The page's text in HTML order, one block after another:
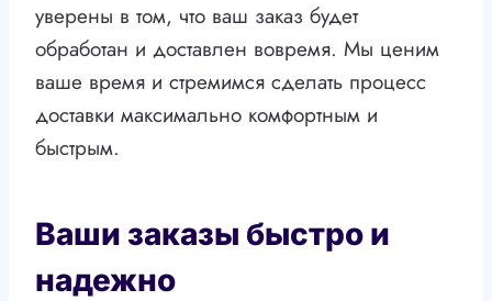
уверены в том, что ваш заказ будет
обработан и доставлен вовремя. Мы ценим
ваше время и стремимся сделать процесс
доставки максимально комфортным и
быстрым.
Ваши заказы быстро и
надежно